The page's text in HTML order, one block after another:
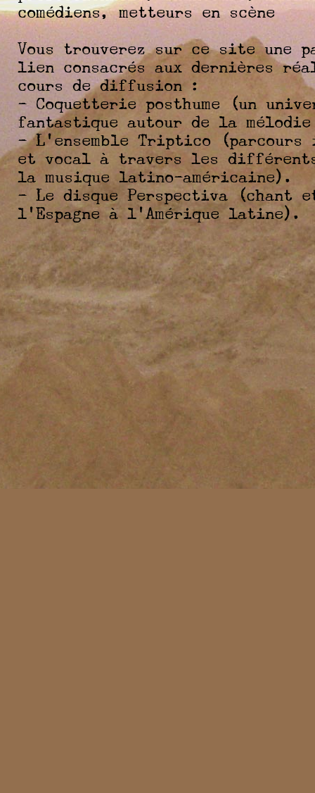
comédiens, metteurs en scène
Vous trouverez sur ce site une
lien consacrés aux dernières
cours de diffusion :
- Coquetterie posthume (un
fantastique autour de la
- L'ensemble Triptico (parcours
et vocal à travers les
la musique latino-américaine).
- Le disque Perspectiva (chant
l'Espagne à l'Amérique latine).